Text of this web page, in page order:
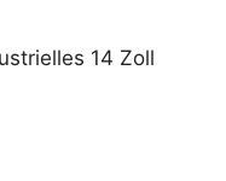
14 Zoll